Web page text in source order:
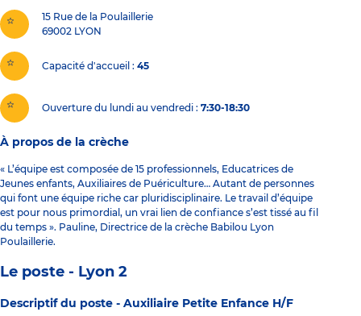
15 Rue de la Poulaillerie
69002 LYON
Capacité d'accueil 45
Ouverture du lundi au vendredi : 7:30-18:30
À propos de la crèche
« L’équipe est composée de 15 professionnels, Educatrices de
Jeunes enfants, Auxiliaires de Puériculture… Autant de personnes
qui font une équipe riche car pluridisciplinaire. Le travail d’équipe
est pour nous primordial, un vrai lien de confiance s’est tissé au fil
du temps ». Pauline, Directrice de la crèche Babilou Lyon
Poulaillerie.
Le poste - Lyon 2
Descriptif du poste - Auxiliaire Petite Enfance H/F